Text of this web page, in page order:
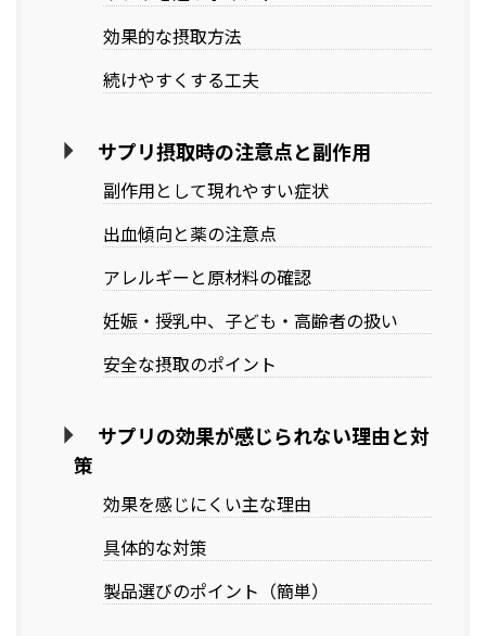
効果的な摂取方法
続けやすくする工夫
サプリ摂取時の注意点と副作用
副作用として現れやすい症状
出血傾向と薬の注意点
アレルギーと原材料の確認
妊娠・授乳中、子ども・高齢者の扱い
安全な摂取のポイント
サプリの効果が感じられない理由と対
策
効果を感じにくい主な理由
具体的な対策
製品選びのポイント（簡単）